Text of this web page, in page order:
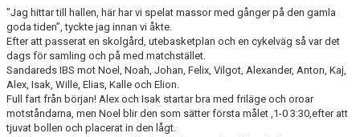
DOKUMENT
KONTAKT
MATCHER
”Jag hittar till hallen, här har vi spelat massor med gånger på den gamla
goda tiden”, tyckte jag innan vi åkte.
Efter att passerat en skolgård, utebasketplan och en cykelväg så var det
dags för samling och på med matchstället.
Sandareds IBS mot Noel, Noah, Johan, Felix, Vilgot, Alexander, Anton, Kaj,
Alex, Isak, Wille, Elias, Kalle och Elion.
Full fart från början! Alex och Isak startar bra med friläge och oroar
motståndarna, men Noel blir den som sätter första målet ,1-0 3:30,efter att
tjuvat bollen och placerat in den lågt.